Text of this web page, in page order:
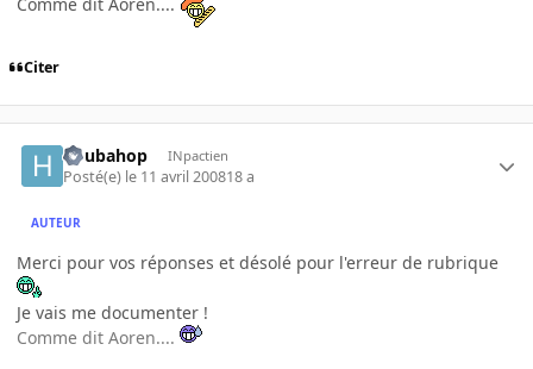
Citer
houbahop INpactien
Posté(e) le 11 avril 200818 a
AUTEUR
Merci pour vos réponses et désolé pour l'erreur de rubrique
Je vais me documenter !
Comme dit Aoren....